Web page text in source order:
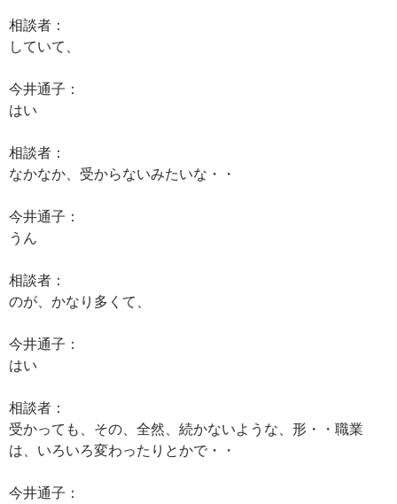
相談者：
していて、
今井通子：
はい
相談者：
なかなか、受からないみたいな・・
今井通子：
うん
相談者：
のが、かなり多くて、
今井通子：
はい
相談者：
受かっても、その、全然、続かないような、形・・職業
は、いろいろ変わったりとかで・・
今井通子：